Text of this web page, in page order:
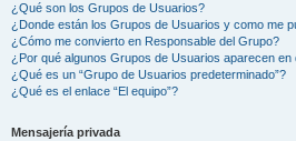
¿Qué son los Grupos de Usuarios?
¿Donde están los Grupos de Usuarios y como me
¿Cómo me convierto en Responsable del Grupo?
¿Por qué algunos Grupos de Usuarios aparecen en
¿Qué es un “Grupo de Usuarios predeterminado”?
¿Qué es el enlace “El equipo”?
Mensajería privada